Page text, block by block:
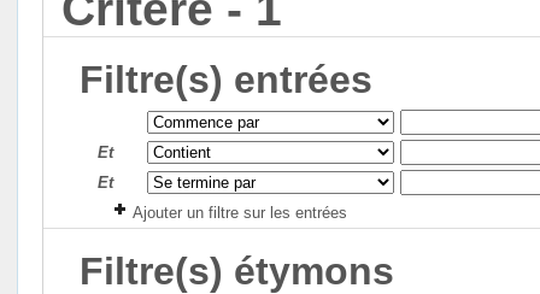
Filtre(s) entrées
Et
Et
Ajouter un filtre sur les entrées
Filtre(s) étymons